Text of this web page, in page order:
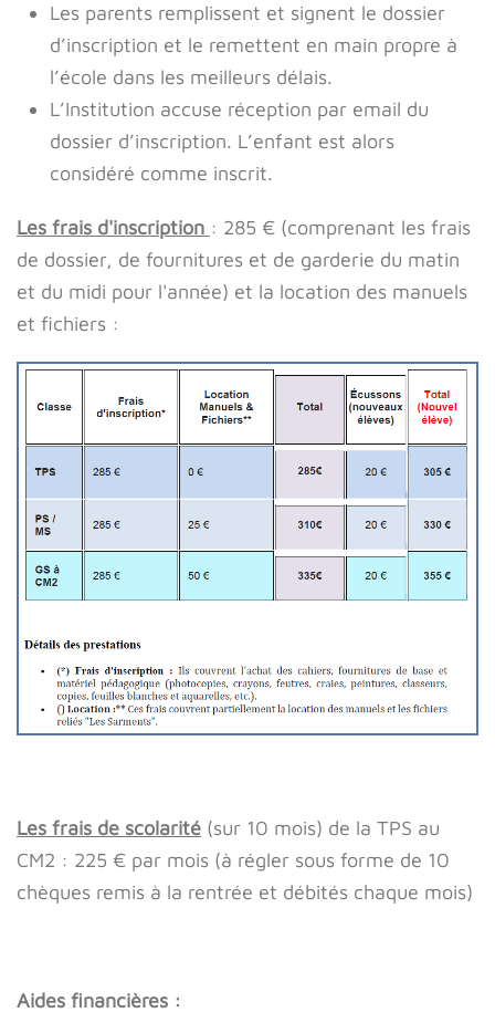
Les parents remplissent et signent le dossier
d’inscription et le remettent en main propre à
l’école dans les meilleurs délais.
L’Institution accuse réception par email du
dossier d’inscription. L’enfant est alors
considéré comme inscrit.
Les frais d'inscription : 285 € (comprenant les frais
de dossier, de fournitures et de garderie du matin
et du midi pour l'année) et la location des manuels
et fichiers :
Les frais de scolarité (sur 10 mois) de la TPS au
CM2 : 225 € par mois (à régler sous forme de 10
chèques remis à la rentrée et débités chaque mois)
Aides financières :